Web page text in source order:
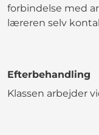
forbindelse med
læreren selv
Efterbehandling
Klassen arbejder